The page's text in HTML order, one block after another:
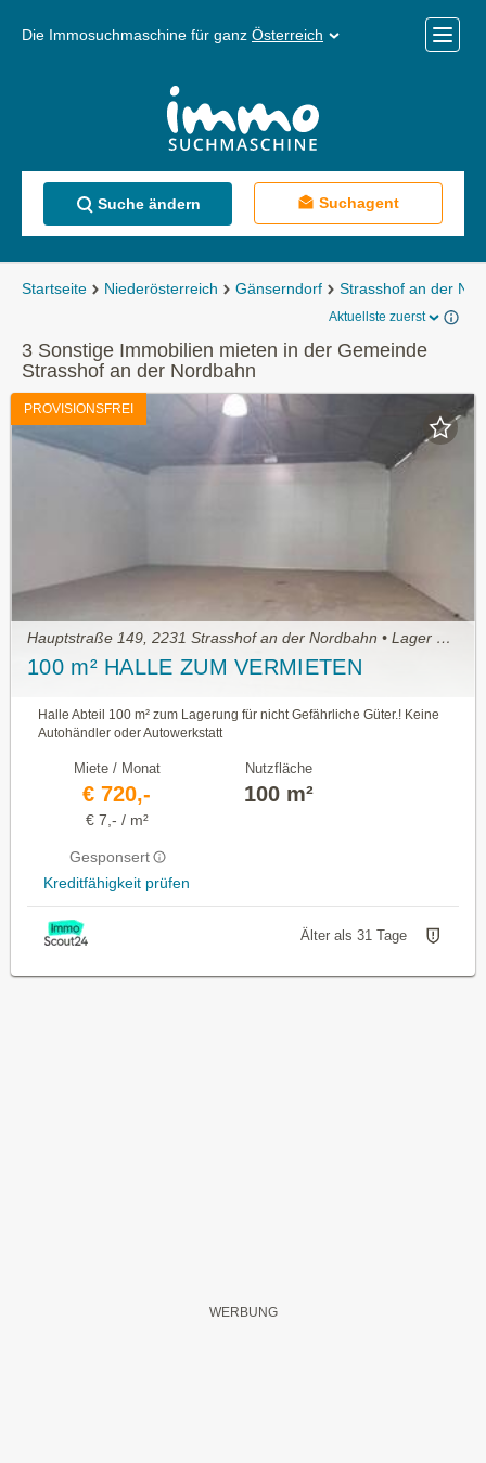
Die Immosuchmaschine für ganz Österreich
Menü
Suche ändern Suchagent
Startseite Niederösterreich Gänserndorf Strasshof an der
Aktuellste zuerst
3 Sonstige Immobilien mieten in der Gemeinde
Strasshof an der Nordbahn
PROVISIONSFREI
Hauptstraße 149, 2231 Strasshof an der Nordbahn • Lager mieten
100 m² HALLE ZUM VERMIETEN
Halle Abteil 100 m² zum Lagerung für nicht Gefährliche Güter.! Keine
Autohändler oder Autowerkstatt
Miete / Monat
€ 720,-
€ 7,- / m²
Gesponsert
Kreditfähigkeit prüfen
Nutzfläche
100 m²
Älter als 31 Tage